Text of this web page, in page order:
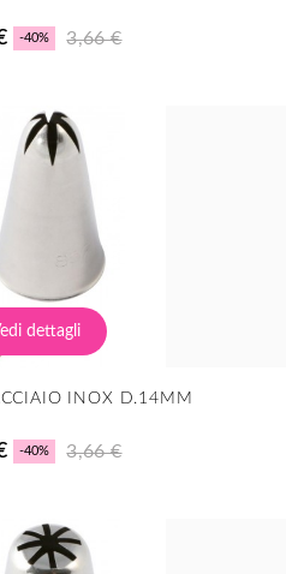
-40% 3,66 €
dettagli
INOX D.14MM
-40% 3,66 €